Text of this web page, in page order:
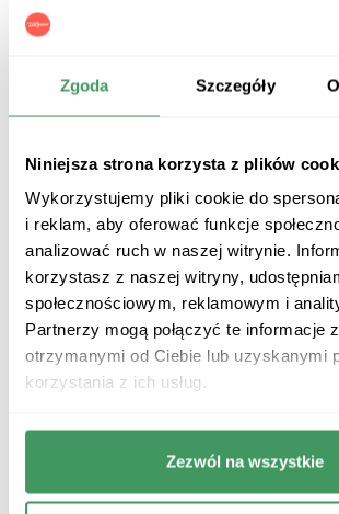
Zgoda Szczegóły
Niniejsza strona korzysta z plików
Wykorzystujemy pliki cookie do
i reklam, aby oferować funkcje
analizować ruch w naszej witrynie.
korzystasz z naszej witryny,
społecznościowym, reklamowym i
Partnerzy mogą połączyć te informacje
otrzymanymi od Ciebie lub uzyskanymi
korzystania z ich usług.
Zezwól na wszystkie
Nasze smaki
Pizze klasyczne